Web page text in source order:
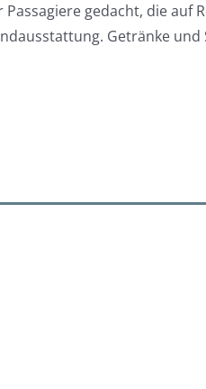
gedacht, die auf
Getränke